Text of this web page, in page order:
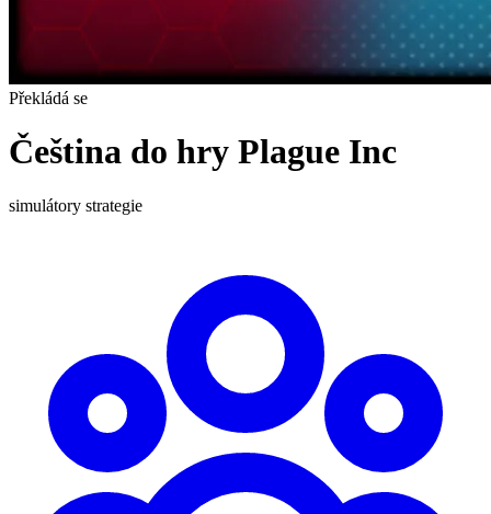
Překládá se
Čeština do hry Plague Inc
simulátory strategie